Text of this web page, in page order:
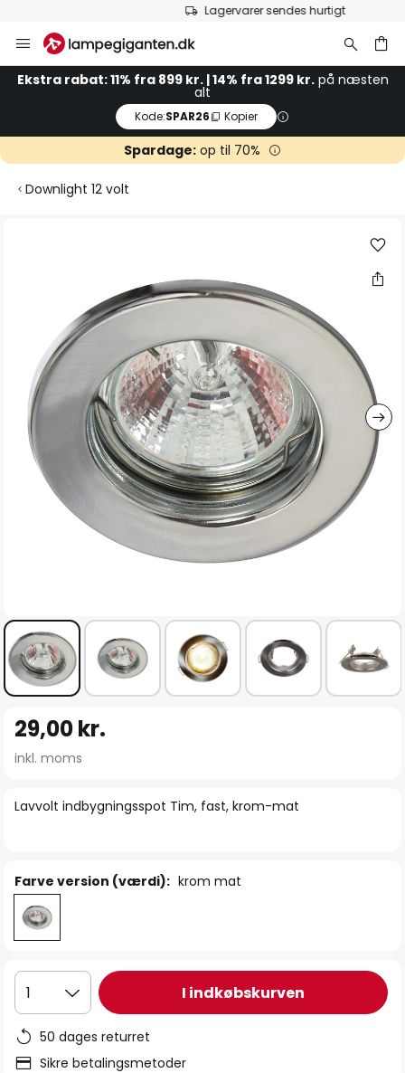
Lagervarer sendes hurtigt
to
Content
Ekstra rabat: 11% fra 899 kr. | 14% fra 1299 kr.på næsten
alt
Kode:SPAR26 Kopier
Spardage: op til 70%
Downlight 12 volt
billedgalleriet
starten
billedgalleriet
Lavvolt indbygningsspot Tim, fast, krom-mat
29,00 kr.
inkl. moms
Farve version (værdi): krom mat
1 I indkøbskurven
50 dages returret
Sikre betalingsmetoder